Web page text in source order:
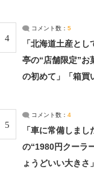
4
コメント数： 5
「北海道土産と
亭の“店舗限定”
の初めて」「箱買
5
コメント数： 4
「車に常備しま
の“1980円クーラ
ょうどいい大きさ